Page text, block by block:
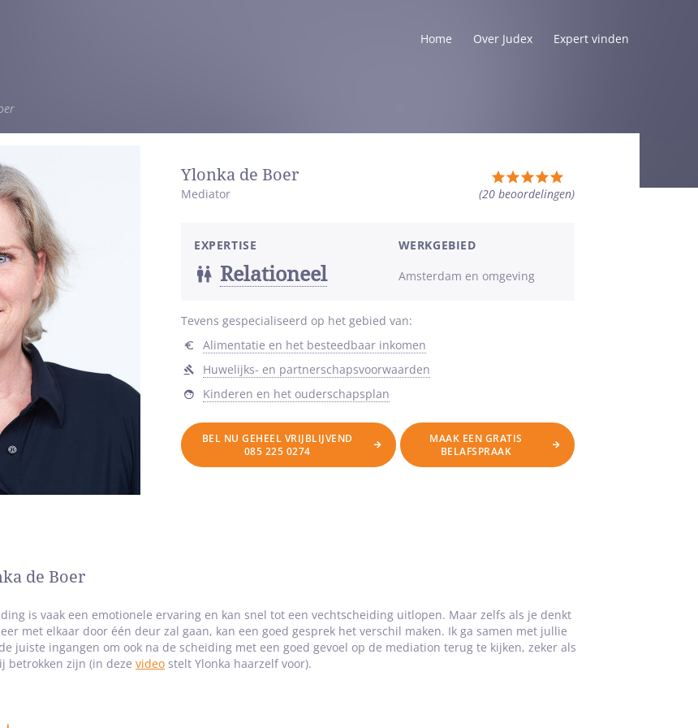
Home Over Judex Expert vinden
Ylonka de Boer
Mediator (20 beoordelingen)
Totale
waardering:
sterren
EXPERTISE
Relationeel
WERKGEBIED
Amsterdam en omgeving
Tevens gespecialiseerd op het gebied van:
Alimentatie en het besteedbaar inkomen
Huwelijks- en partnerschapsvoorwaarden
Kinderen en het ouderschapsplan
BEL NU GEHEEL VRIJBLIJVEND
085 225 0274
MAAK EEN GRATIS
BELAFSPRAAK
de Boer
is vaak een emotionele ervaring en kan snel tot een vechtscheiding uitlopen. Maar zelfs als je denkt
met elkaar door één deur zal gaan, kan een goed gesprek het verschil maken. Ik ga samen met jullie
juiste ingangen om ook na de scheiding met een goed gevoel op de mediation terug te kijken, zeker als
betrokken zijn (in deze video stelt Ylonka haarzelf voor).
(hypnotherapie, NLP, RET, regressie- en reïncarnatietherapie) samen te laten smelten. Ik